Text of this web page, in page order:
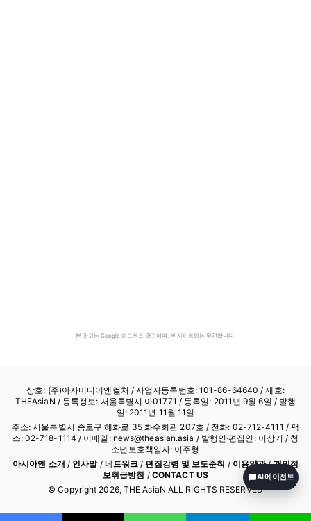
본 광고는 Google 애드센스 광고이며, 본 사이트와는 무관합니다.
상호: (주)아자미디어앤컬처 /사업자등록번호: 101-86-64640 / 제호:
THEAsiaN / 등록정보: 서울특별시 아01771 / 등록일: 2011년 9월 6일 / 발행
일: 2011년 11월 11일
주소: 서울특별시 종로구 혜화로 35 화수회관 207호 / 전화: 02-712-4111 / 팩
스: 02-718-1114 / 이메일: news@theasian.asia / 발행인·편집인: 이상기 / 청
소년보호책임자: 이주형
아시아엔 소개 / 인사말/ 네트워크 /편집강령 및 보도준칙 / 이용약관/개인정
보취급방침 / CONTACT US
© Copyright 2026, THE AsiaN ALL RIGHTS RESERVED
AI 에이전트